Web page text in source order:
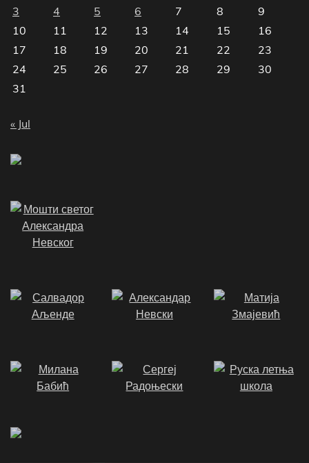
3
4 5 6 7 8
9
10
11 12 13 14 15
16
17
18 19 20 21 22
23
24
25 26 27 28 29
30
31
« Jul